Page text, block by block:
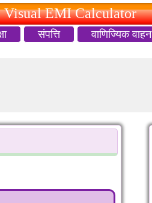
Visual EMI Calculator
संपत्ति वाणिज्यिक वाहन